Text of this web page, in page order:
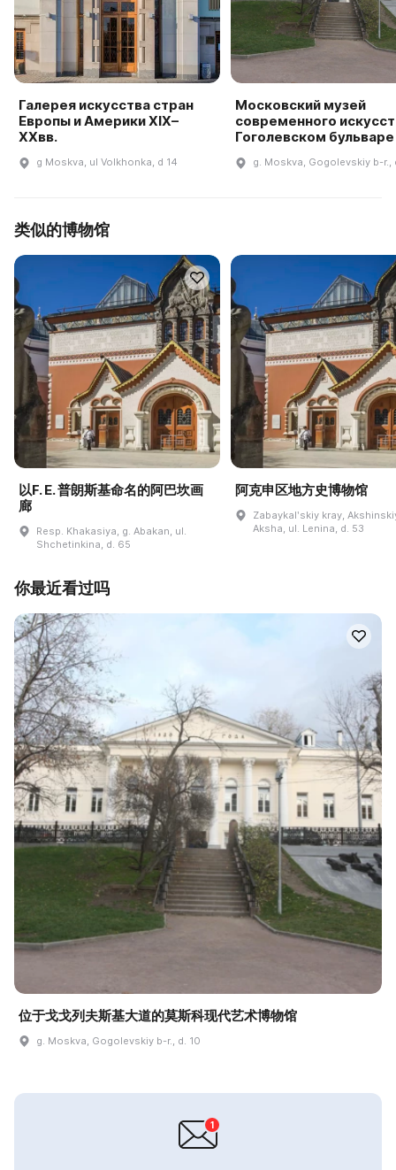
Галерея искусства стран
Европы и Америки XIX–
XXвв.
g Moskva, ul Volkhonka, d 14
Московский музей
современного
Гоголевском бульваре
g. Moskva, Gogolevskiy b-r.,
类似的博物馆
以F. E. 普朗斯基命名的阿巴坎画
廊
Resp. Khakasiya, g. Abakan, ul.
Shchetinkina, d. 65
阿克申区地方史博物馆
Zabaykalʹskiy kray,
Aksha, ul. Lenina, d. 53
你最近看过吗
位于戈戈列夫斯基大道的莫斯科现代艺术博物馆
g. Moskva, Gogolevskiy b-r., d. 10